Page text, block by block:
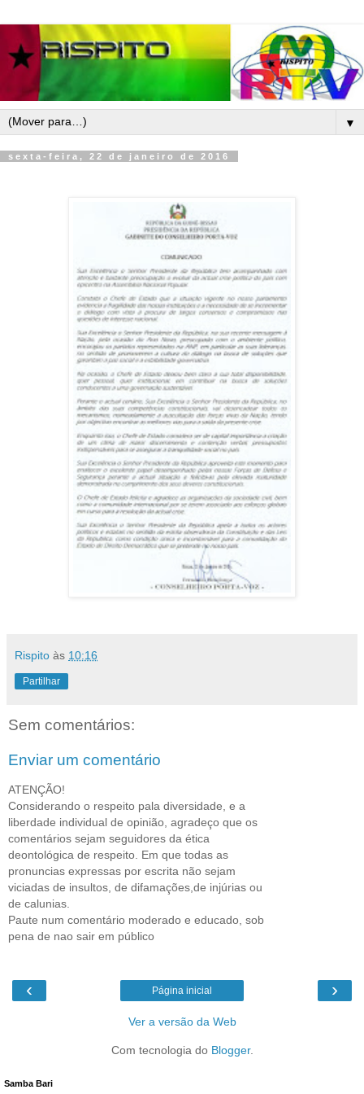
▼
sexta-feira, 22 de janeiro de 2016
Rispito às 10:16
Partilhar
Sem comentários:
Enviar um comentário
ATENÇÃO!
Considerando o respeito pala diversidade, e a
liberdade individual de opinião, agradeço que os
comentários sejam seguidores da ética
deontológica de respeito. Em que todas as
pronuncias expressas por escrita não sejam
viciadas de insultos, de difamações,de injúrias ou
de calunias.
Paute num comentário moderado e educado, sob
pena de nao sair em público
‹ ›
Página inicial
Ver a versão da Web
Com tecnologia do Blogger.
Samba Bari